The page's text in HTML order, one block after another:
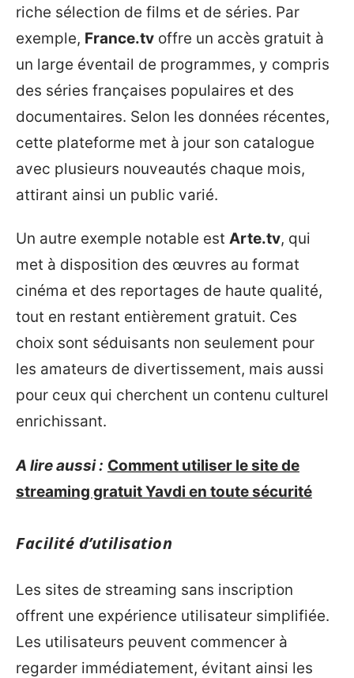
riche sélection de films et de séries. Par
exemple, France.tv offre un accès gratuit à
un large éventail de programmes, y compris
des séries françaises populaires et des
documentaires. Selon les données récentes,
cette plateforme met à jour son catalogue
avec plusieurs nouveautés chaque mois,
attirant ainsi un public varié.
Un autre exemple notable est Arte.tv, qui
met à disposition des œuvres au format
cinéma et des reportages de haute qualité,
tout en restant entièrement gratuit. Ces
choix sont séduisants non seulement pour
les amateurs de divertissement, mais aussi
pour ceux qui cherchent un contenu culturel
enrichissant.
A lire aussi : Comment utiliser le site de
streaming gratuit Yavdi en toute sécurité
Facilité d’utilisation
Les sites de streaming sans inscription
offrent une expérience utilisateur simplifiée.
Les utilisateurs peuvent commencer à
regarder immédiatement, évitant ainsi les